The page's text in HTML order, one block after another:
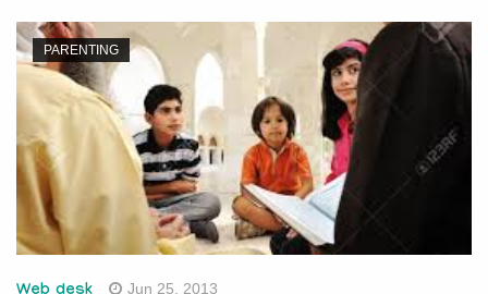
PARENTING
Jun 25, 2013